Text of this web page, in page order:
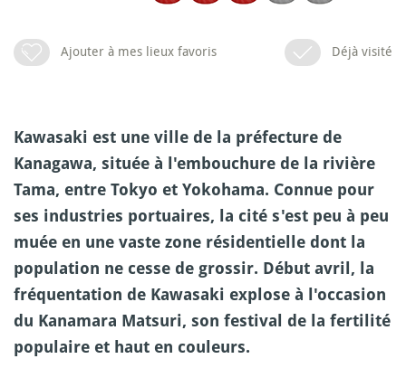
Ajouter à mes lieux favoris Déjà visité
Kawasaki est une ville de la préfecture de
Kanagawa, située à l'embouchure de la rivière
Tama, entre Tokyo et Yokohama. Connue pour
ses industries portuaires, la cité s'est peu à peu
muée en une vaste zone résidentielle dont la
population ne cesse de grossir. Début avril, la
fréquentation de Kawasaki explose à l'occasion
du Kanamara Matsuri, son festival de la fertilité
populaire et haut en couleurs.